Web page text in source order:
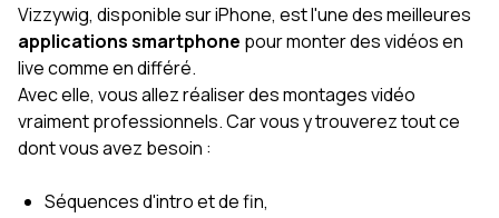
Vizzywig, disponible sur iPhone, est l'une des meilleures
applications smartphone pour monter des vidéos en
live comme en différé.
Avec elle, vous allez réaliser des montages vidéo
vraiment professionnels. Car vous y trouverez tout ce
dont vous avez besoin :
Séquences d'intro et de fin,